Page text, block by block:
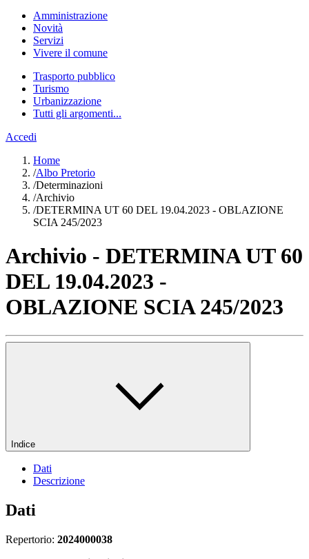
Amministrazione
Novità
Servizi
Vivere il comune
Trasporto pubblico
Turismo
Urbanizzazione
Tutti gli argomenti...
Accedi
Home
/Albo Pretorio
/Determinazioni
/Archivio
/DETERMINA UT 60 DEL 19.04.2023 - OBLAZIONE
SCIA 245/2023
Archivio - DETERMINA UT 60
DEL 19.04.2023 -
OBLAZIONE SCIA 245/2023
Indice
Dati
Descrizione
Dati
Repertorio: 2024000038